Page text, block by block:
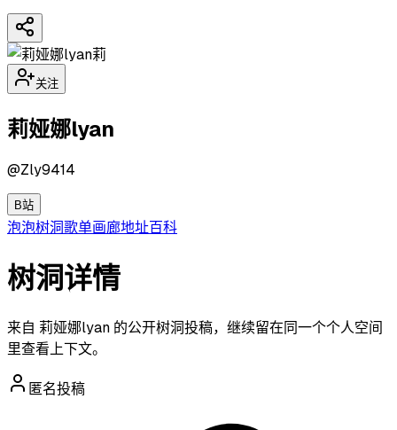
莉
关注
莉娅娜lyan
@Zly9414
B站
泡泡树洞歌单画廊地址百科
树洞详情
来自 莉娅娜lyan 的公开树洞投稿，继续留在同一个个人空间
里查看上下文。
匿名投稿